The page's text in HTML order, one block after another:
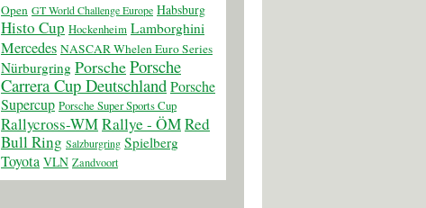
Open GT World Challenge Europe Habsburg
Histo Cup Hockenheim Lamborghini
Mercedes NASCAR Whelen Euro Series
Nürburgring PorschePorsche
Carrera Cup DeutschlandPorsche
Supercup Porsche Super Sports Cup
Rallycross-WMRallye - ÖMRed
Bull Ring Salzburgring Spielberg
Toyota VLN Zandvoort